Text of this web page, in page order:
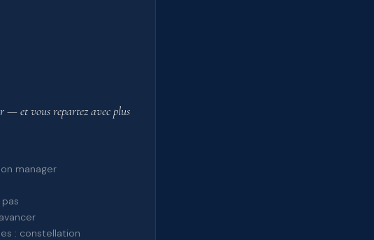
— et vous repartez avec plus
manager
: constellation